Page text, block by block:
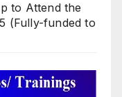
to Attend the
(Fully-funded to